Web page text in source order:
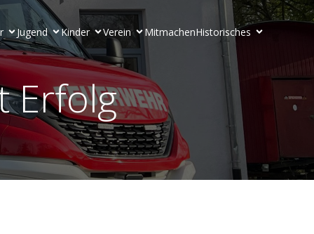
Jugend Kinder Verein MitmachenHistorisches
Erfolg